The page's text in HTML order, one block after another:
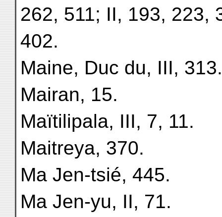
262, 511; II, 193, 223,
402.
Maine, Duc du, III, 313.
Mairan, 15.
Maïtilipala, III, 7, 11.
Maitreya, 370.
Ma Jen-tsié, 445.
Ma Jen-yu, II, 71.